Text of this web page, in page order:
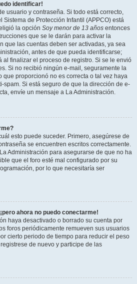
identificar!
usuario y contraseña. Si todo está correcto,
Sistema de Protección Infantil (APPCO) está
la opción Soy menor de 13 años entonces
que se le darán para activar la
que las cuentas deben ser activadas, ya sea
antes de que pueda identificarse;
al finalizar el proceso de registro. Si se le envió
Si no recibió ningún e-mail, seguramente la
que proporcionó no es correcta o tal vez haya
spam. Si está seguro de que la dirección de e-
envíe un mensaje a La Administración.
esto puede suceder. Primero, asegúrese de
se encuentren escritos correctamente.
Administración para asegurarse de que no ha
que el foro esté mal configurado por su
por lo que necesitaría ser
ahora no puedo conectarme!
haya desactivado o borrado su cuenta por
foros periódicamente remueven sus usuarios
cierto periodo de tiempo para reducir el peso
de nuevo y participe de las